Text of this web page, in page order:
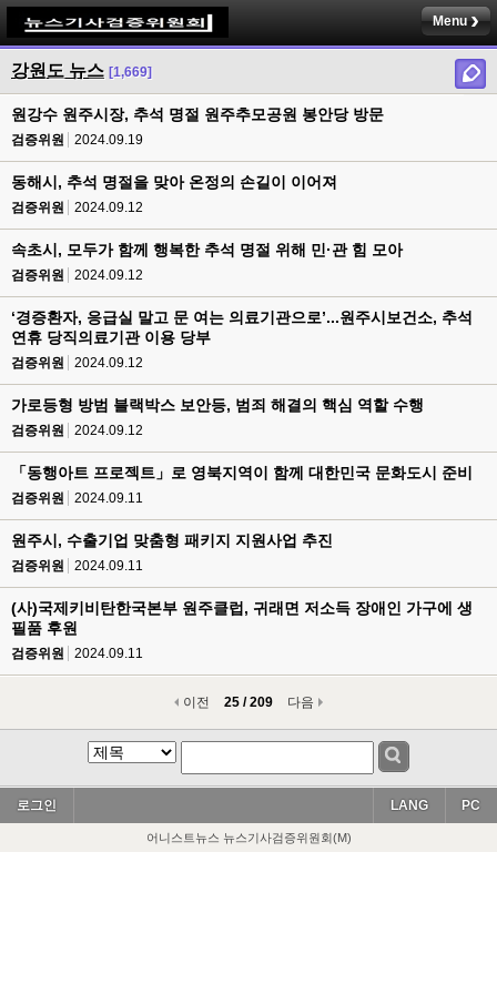
Menu
강원도 뉴스 [1,669]
원강수 원주시장, 추석 명절 원주추모공원 봉안당 방문
검증위원 2024.09.19
동해시, 추석 명절을 맞아 온정의 손길이 이어져
검증위원 2024.09.12
속초시, 모두가 함께 행복한 추석 명절 위해 민·관 힘 모아
검증위원 2024.09.12
‘경증환자, 응급실 말고 문 여는 의료기관으로’...원주시보건소, 추석
연휴 당직의료기관 이용 당부
검증위원 2024.09.12
가로등형 방범 블랙박스 보안등, 범죄 해결의 핵심 역할 수행
검증위원 2024.09.12
「동행아트 프로젝트」로 영북지역이 함께 대한민국 문화도시 준비
검증위원 2024.09.11
원주시, 수출기업 맞춤형 패키지 지원사업 추진
검증위원 2024.09.11
(사)국제키비탄한국본부 원주클럽, 귀래면 저소득 장애인 가구에 생
필품 후원
검증위원 2024.09.11
이전 25 / 209 다음
로그인 PC
LANG
어니스트뉴스 뉴스기사검증위원회(M)